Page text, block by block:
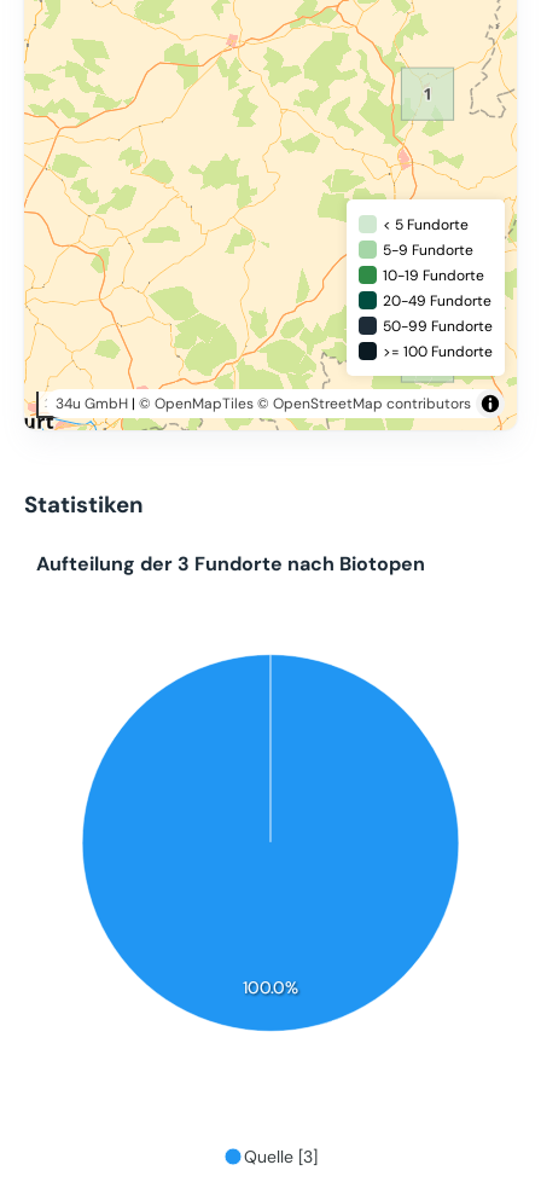
20 km
34u GmbH| © OpenMapTiles© OpenStreetMap contributors
< 5 Fundorte
5-9 Fundorte
10-19 Fundorte
20-49 Fundorte
50-99 Fundorte
>= 100 Fundorte
Statistiken
100.0%
Aufteilung der 3 Fundorte nach Biotopen
Quelle [3]